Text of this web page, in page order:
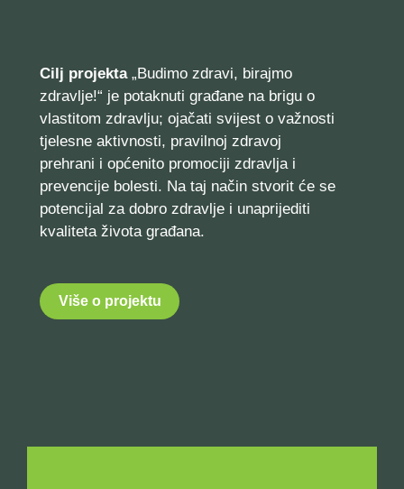
Cilj projekta„Budimo zdravi, birajmo
zdravlje!“ je potaknuti građane na brigu o
vlastitom zdravlju; ojačati svijest o važnosti
tjelesne aktivnosti, pravilnoj zdravoj
prehrani i općenito promociji zdravlja i
prevencije bolesti. Na taj način stvorit će se
potencijal za dobro zdravlje i unaprijediti
kvaliteta života građana.
Više o projektu